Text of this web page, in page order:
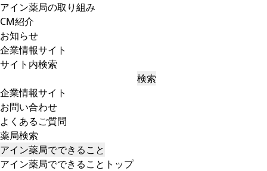
アイン薬局の取り組み
CM紹介
お知らせ
企業情報サイト
サイト内検索
検索
企業情報サイト
お問い合わせ
よくあるご質問
薬局検索
アイン薬局でできること
アイン薬局でできることトップ